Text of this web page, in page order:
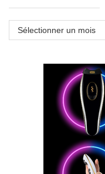
Archives